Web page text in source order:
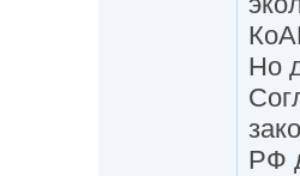
Но
РФ